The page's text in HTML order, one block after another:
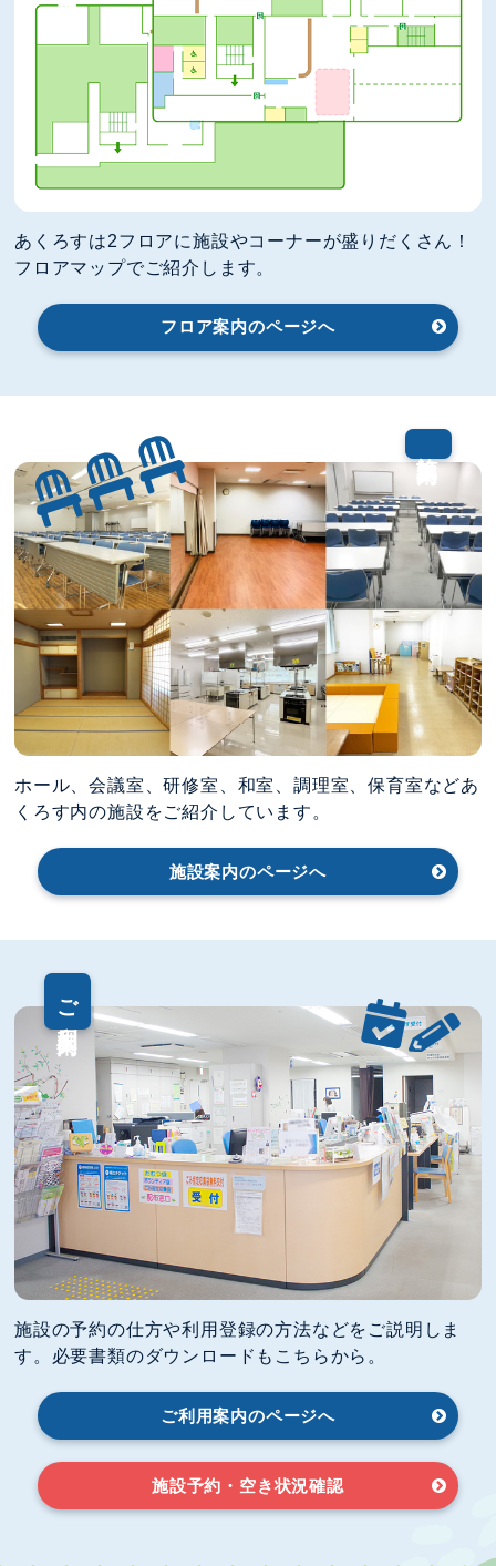
あくろすは2フロアに施設やコーナーが盛りだくさん！
フロアマップでご紹介します。
フロア案内のページへ
ホール、会議室、研修室、和室、調理室、保育室などあ
くろす内の施設をご紹介しています。
施設案内のページへ
ご利用案内
施設の予約の仕方や利用登録の方法などをご説明しま
す。必要書類のダウンロードもこちらから。
ご利用案内のページへ
施設予約・空き状況確認